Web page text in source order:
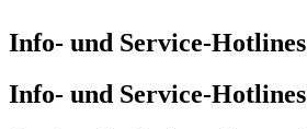
Info- und Service-Hotlines
Info- und Service-Hotlines